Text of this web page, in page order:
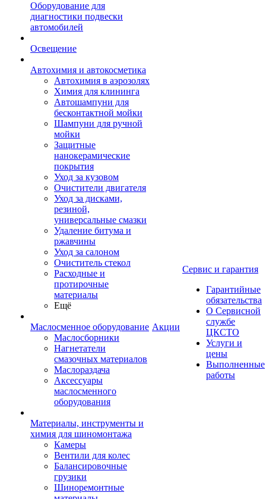
Оборудование для
диагностики подвески
автомобилей
Освещение
Автохимия и автокосметика
Автохимия в аэрозолях
Химия для клининга
Автошампуни для
бесконтактной мойки
Шампуни для ручной
мойки
Защитные
нанокерамические
покрытия
Уход за кузовом
Очистители двигателя
Уход за дисками,
резиной,
универсальные смазки
Удаление битума и
ржавчины
Уход за салоном
Очиститель стекол
Расходные и
протирочные
материалы
Ещё
Маслосменное оборудование
Маслосборники
Нагнетатели
смазочных материалов
Маслораздача
Аксессуары
маслосменного
оборудования
Материалы, инструменты и
химия для шиномонтажа
Камеры
Вентили для колес
Балансировочные
грузики
Шиноремонтные
Акции
Сервис и гарантия
Гарантийные
обязательства
О Сервисной
службе
ЦКСТО
Услуги и
цены
Выполненные
работы